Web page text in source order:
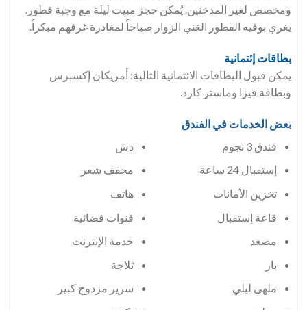
ومخصص لغير المدخنين. يُمكن حجز مبيت ليلة مع وجبة فطور.
يغري بوفيه الفطور الغني الزوار صباحاً لمغادرة غرفهم مبكراً.
بطاقات إئتمانية
يمكن قبول البطاقات الائتمانية التالية: أمريكان إكسبرس
وبطاقة فيزا وماستر كارد.
بعض الخدمات في الفندق
فندق 3 نجوم
إستقبال 24 ساعة
تخزين الأمانات
قاعة إستقبال
مصعد
بار
ملهى ليلي
دش
مجفف شعر
هاتف
قنوات فضائية
خدمة الإنترنت
ثلاجة
سرير مزدوج كبير